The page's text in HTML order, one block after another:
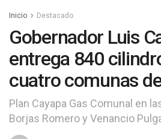
Inicio Destacado
Gobernador Luis
entrega 840
cuatro comunas
Plan Cayapa Gas Comunal en
Borjas Romero y Venancio